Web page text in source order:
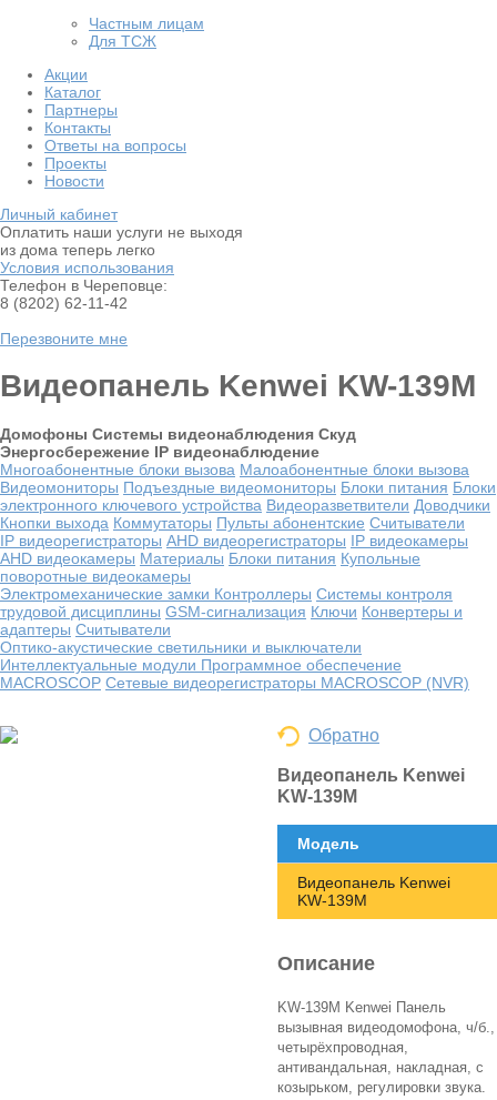
Частным лицам
Для ТСЖ
Акции
Каталог
Партнеры
Контакты
Ответы на вопросы
Проекты
Новости
Личный кабинет
Оплатить наши услуги не выходя
из дома теперь легко
Условия использования
Телефон в Череповце:
8 (8202) 62-11-42
Перезвоните мне
Видеопанель Kenwei KW-139M
Домофоны Системы видеонаблюдения Скуд
Энергосбережение IP видеонаблюдение
Многоабонентные блоки вызова Малоабонентные блоки вызова
Видеомониторы Подъездные видеомониторы Блоки питания Блоки
электронного ключевого устройства Видеоразветвители Доводчики
Кнопки выхода Коммутаторы Пульты абонентские Считыватели
IP видеорегистраторы AHD видеорегистраторы IP видеокамеры
AHD видеокамеры Материалы Блоки питания Купольные
поворотные видеокамеры
Электромеханические замки Контроллеры Системы контроля
трудовой дисциплины GSM-сигнализация Ключи Конвертеры и
адаптеры Считыватели
Оптико-акустические светильники и выключатели
Интеллектуальные модули Программное обеспечение
MACROSCOP Сетевые видеорегистраторы MACROSCOP (NVR)
Обратно
Видеопанель Kenwei
KW-139M
Модель
Видеопанель Kenwei
KW-139M
Описание
KW-139M Kenwei Панель
вызывная видеодомофона, ч/б.,
четырёхпроводная,
антивандальная, накладная, с
козырьком, регулировки звука.